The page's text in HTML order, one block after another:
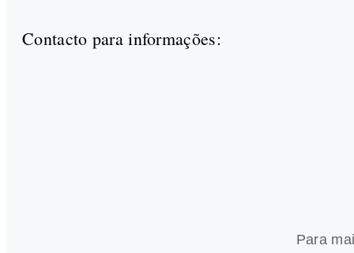
Contacto para informações:
Para